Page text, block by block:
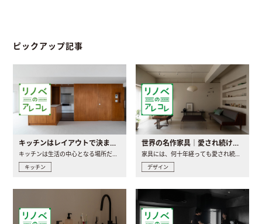
ピックアップ記事
キッチンはレイアウトで決まる。後悔しないための考え方と選び方
キッチンは生活の中心となる場所だからこそ、家の中のどこに置..
キッチン
世界の名作家具｜愛され続ける理由と一生モノとの出会い方
家具には、何十年経っても愛され続ける「名作」と呼ばれるもの..
デザイン